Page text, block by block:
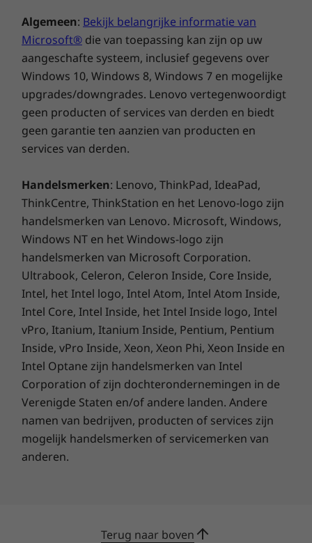
hij is ontworpen voor en uitvoerig getest op
duurzaamheid en betrouwbaarheid.
Specificaties kunnen per gebied verschillen.
EPEAT®Gold (verschilt per configuratie)
RoHS
ERP LOT3
TCO 8.0
TÜV Rheinland Low Noise
Specificaties kunnen per regio/model verschillen.
Algemeen: Bekijk belangrijke informatie van
Microsoft® die van toepassing kan zijn op uw
aangeschafte systeem, inclusief gegevens over
Windows 10, Windows 8, Windows 7 en mogelijke
upgrades/downgrades. Lenovo vertegenwoordigt
geen producten of services van derden en biedt
geen garantie ten aanzien van producten en
services van derden.
Handelsmerken: Lenovo, ThinkPad, IdeaPad,
ThinkCentre, ThinkStation en het Lenovo-logo zijn
handelsmerken van Lenovo. Microsoft, Windows,
Windows NT en het Windows-logo zijn
handelsmerken van Microsoft Corporation.
Ultrabook, Celeron, Celeron Inside, Core Inside,
Intel, het Intel logo, Intel Atom, Intel Atom Inside,
Intel Core, Intel Inside, het Intel Inside logo, Intel
vPro, Itanium, Itanium Inside, Pentium, Pentium
Inside, vPro Inside, Xeon, Xeon Phi, Xeon Inside en
Intel Optane zijn handelsmerken van Intel
Corporation of zijn dochterondernemingen in de
Verenigde Staten en/of andere landen. Andere
namen van bedrijven, producten of services zijn
mogelijk handelsmerken of servicemerken van
anderen.
Terug naar boven